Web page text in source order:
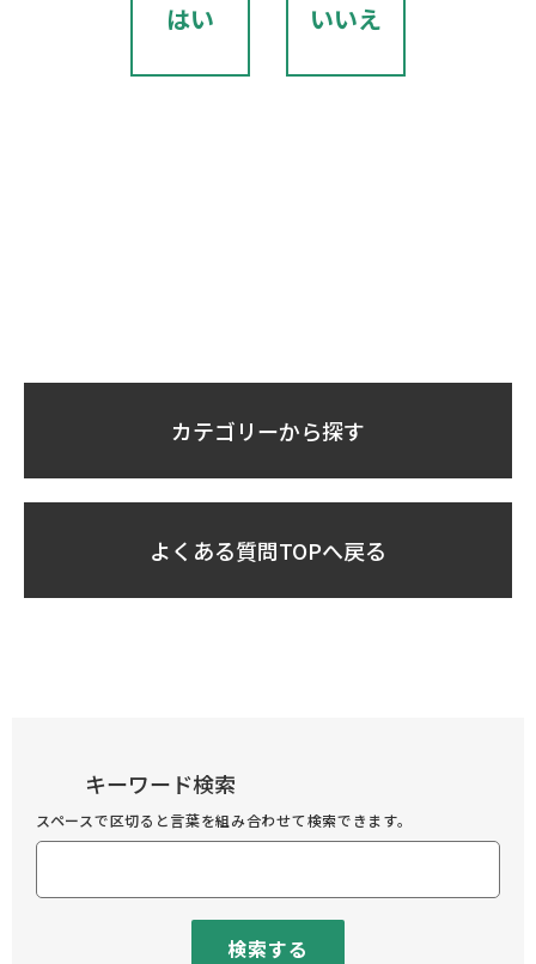
はい いいえ
カテゴリーから探す
よくある質問TOPへ戻る
キーワード検索
スペースで区切ると言葉を組み合わせて検索できます。
検索する